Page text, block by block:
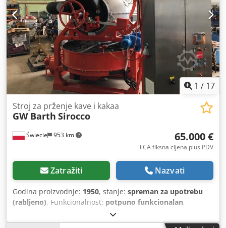
brzine bubnja/kontrola razine plamena Moguće spajanje
na PC Jamstvo: 2 godine Logo vaše tvrtke može se dodati na
bubanj! Možete birati bilo koju boju! Molimo kontaktirajte
nas za više pržionica i opreme za kavu!
1 / 17
Świecie 953 km
Stroj za prženje kave i kakaa
GW Barth Sirocco
65.000 €
FCA fiksna cijena plus PDV
Zatražiti Nazvati
Godina proizvodnje: 1950, stanje: spreman za upotrebu
(rabljeno), Funkcionalnost: potpuno funkcionalan,
Pržionica kafe GW Barth Sirocco 200 na prodaju u Poljskoj
Konvekciona kuglična pržionica pogodna za kafu, kakao ili